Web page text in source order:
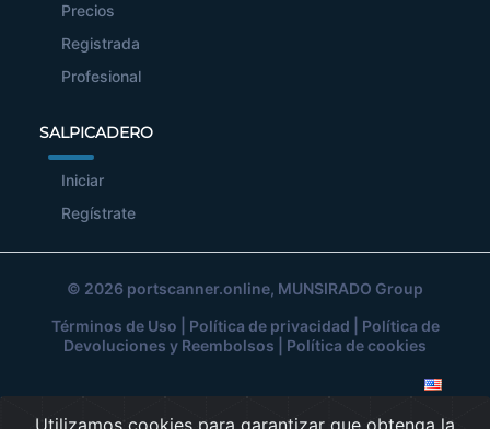
Precios
Registrada
Profesional
SALPICADERO
Iniciar
Regístrate
© 2026 portscanner.online, MUNSIRADO Group
Términos de Uso
Política de privacidad
Política de
Devoluciones y Reembolsos
Política de cookies
Utilizamos cookies para garantizar que obtenga la